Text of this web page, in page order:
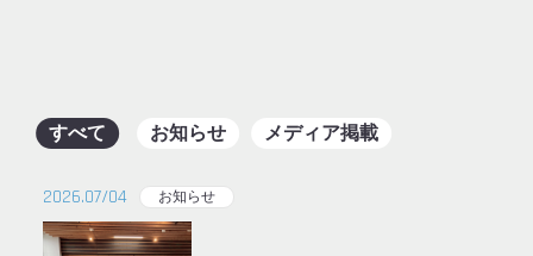
すべて お知らせ メディア掲載
2026.07/04 お知らせ